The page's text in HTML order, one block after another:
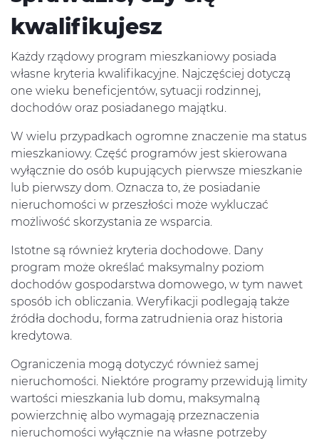
kwalifikujesz
Każdy rządowy program mieszkaniowy posiada
własne kryteria kwalifikacyjne. Najczęściej dotyczą
one wieku beneficjentów, sytuacji rodzinnej,
dochodów oraz posiadanego majątku.
W wielu przypadkach ogromne znaczenie ma status
mieszkaniowy. Część programów jest skierowana
wyłącznie do osób kupujących pierwsze mieszkanie
lub pierwszy dom. Oznacza to, że posiadanie
nieruchomości w przeszłości może wykluczać
możliwość skorzystania ze wsparcia.
Istotne są również kryteria dochodowe. Dany
program może określać maksymalny poziom
dochodów gospodarstwa domowego, w tym nawet
sposób ich obliczania. Weryfikacji podlegają także
źródła dochodu, forma zatrudnienia oraz historia
kredytowa.
Ograniczenia mogą dotyczyć również samej
nieruchomości. Niektóre programy przewidują limity
wartości mieszkania lub domu, maksymalną
powierzchnię albo wymagają przeznaczenia
nieruchomości wyłącznie na własne potrzeby